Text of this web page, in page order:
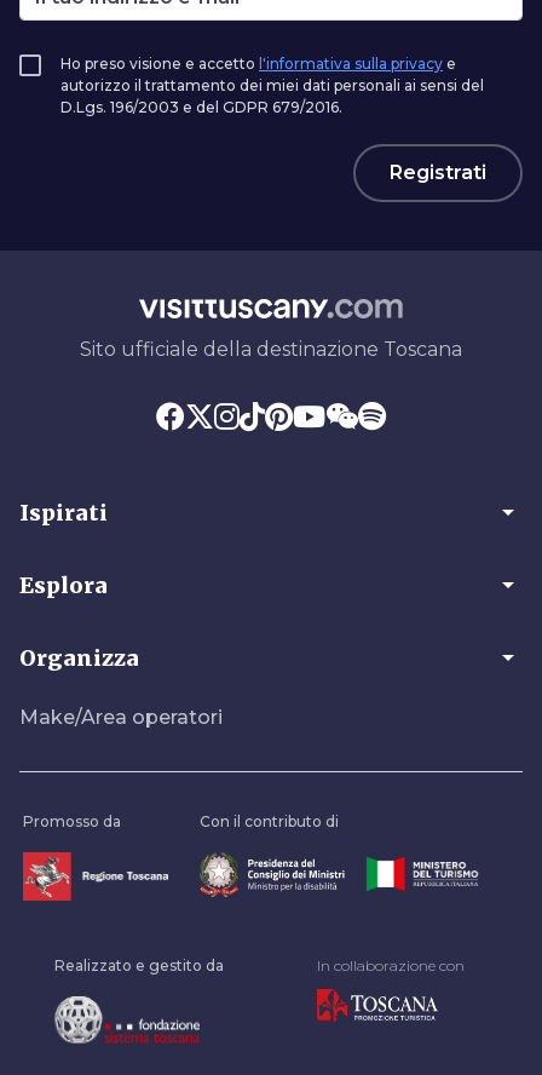
Ho preso visione e accetto l'informativa sulla privacy e
autorizzo il trattamento dei miei dati personali ai sensi del
D.Lgs. 196/2003 e del GDPR 679/2016.
Registrati
Sito ufficiale della destinazione Toscana
Ispirati arrow_drop_down
Esplora arrow_drop_down
Organizza arrow_drop_down
Make/Area operatori
Promosso da Con il contributo di
Realizzato e gestito da In collaborazione con